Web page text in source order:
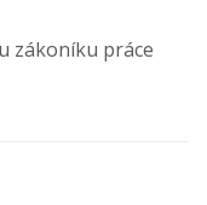
zákoníku práce